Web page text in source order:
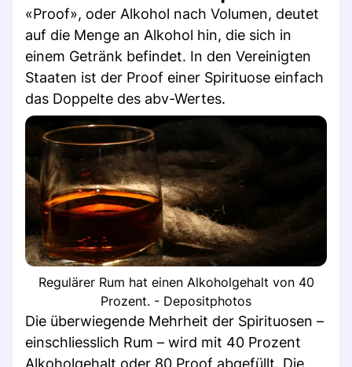
«Proof», oder Alkohol nach Volumen, deutet
auf die Menge an Alkohol hin, die sich in
einem Getränk befindet. In den Vereinigten
Staaten ist der Proof einer Spirituose einfach
das Doppelte des abv-Wertes.
Regulärer Rum hat einen Alkoholgehalt von 40
Prozent. - Depositphotos
Die überwiegende Mehrheit der Spirituosen –
einschliesslich Rum – wird mit 40 Prozent
Alkoholgehalt oder 80 Proof abgefüllt. Die